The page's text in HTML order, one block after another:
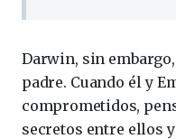
Darwin, sin
padre. Cuando él y
comprometidos,
secretos entre ellos